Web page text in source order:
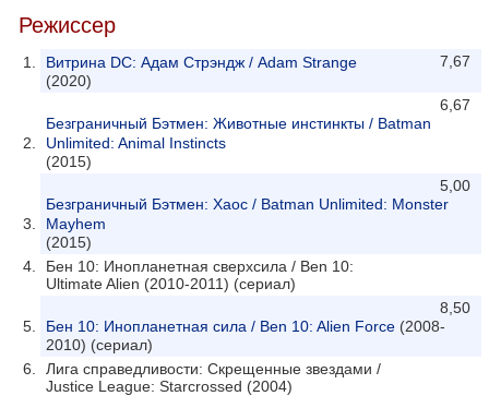
Режиссер
7,67
Витрина DC: Адам Стрэндж / Adam Strange
(2020)
6,67
Безграничный Бэтмен: Животные инстинкты / Batman
Unlimited: Animal Instincts
(2015)
5,00
Безграничный Бэтмен: Хаос / Batman Unlimited: Monster
Mayhem
(2015)
Бен 10: Инопланетная сверхсила / Ben 10:
Ultimate Alien (2010-2011) (сериал)
8,50
Бен 10: Инопланетная сила / Ben 10: Alien Force (2008-
2010) (сериал)
Лига справедливости: Скрещенные звездами /
Justice League: Starcrossed (2004)